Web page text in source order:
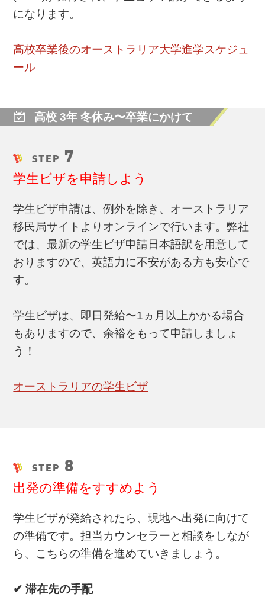
になります。
高校卒業後のオーストラリア大学進学スケジュ
ール
高校 3年 冬休み〜卒業にかけて
STEP 7
学生ビザを申請しよう
学生ビザ申請は、例外を除き、オーストラリア
移民局サイトよりオンラインで行います。弊社
では、最新の学生ビザ申請日本語訳を用意して
おりますので、英語力に不安がある方も安心で
す。
学生ビザは、即日発給〜1ヵ月以上かかる場合
もありますので、余裕をもって申請しましょ
う！
オーストラリアの学生ビザ
STEP 8
出発の準備をすすめよう
学生ビザが発給されたら、現地へ出発に向けて
の準備です。担当カウンセラーと相談をしなが
ら、こちらの準備を進めていきましょう。
✔ 滞在先の手配